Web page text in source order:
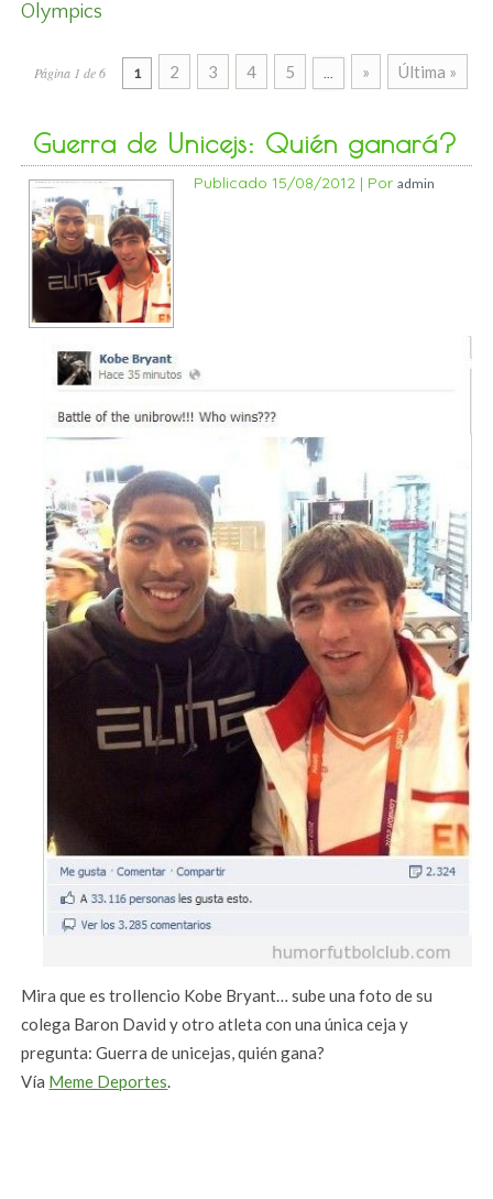
Olympics
Página 1 de 6 1 2 3 4 5 ... » Última »
Guerra de Unicejs: Quién ganará?
Publicado 15/08/2012 | Por admin
Mira que es trollencio Kobe Bryant… sube una foto de su
colega Baron David y otro atleta con una única ceja y
pregunta: Guerra de unicejas, quién gana?
Vía Meme Deportes.